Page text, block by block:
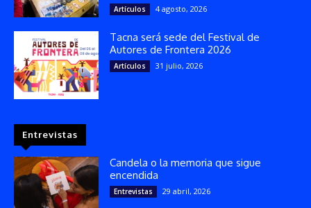
Artículos 4 agosto, 2026
Tacna será sede del Festival de
Autores de Frontera 2026
Artículos 31 julio, 2026
Entrevistas
Candela o la memoria que sigue
encendida
Entrevistas 29 abril, 2026